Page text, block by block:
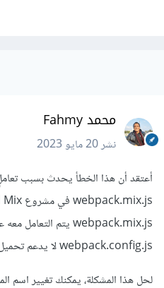
محمد Fahmy
نشر20 مايو 2023
أعتقد أن هذا الخطأ يحدث بسبب
webpack.config.js لا يدعم تحميل هذا النوع من الملفات.